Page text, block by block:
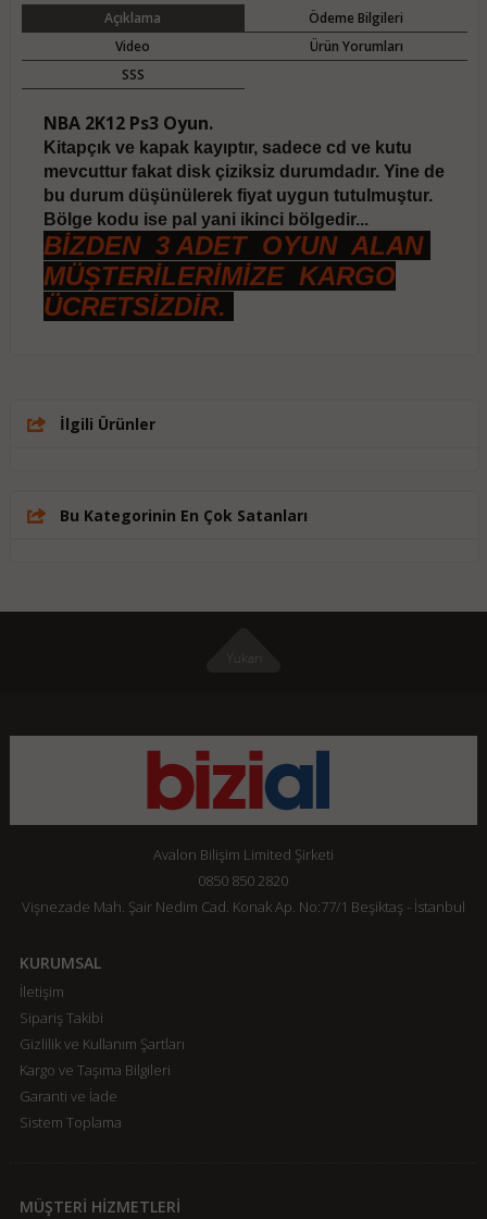
Açıklama
Ödeme Bilgileri
Video
Ürün Yorumları
SSS
NBA 2K12 Ps3 Oyun.
Kitapçık ve kapak kayıptır, sadece cd ve kutu
mevcuttur fakat disk çiziksiz durumdadır. Yine de
bu durum düşünülerek fiyat uygun tutulmuştur.
Bölge kodu ise pal yani ikinci bölgedir...
BİZDEN 3 ADET OYUN ALAN
MÜŞTERİLERİMİZE KARGO
ÜCRETSİZDİR.
İlgili Ürünler
Bu Kategorinin En Çok Satanları
Avalon Bilişim Limited Şirketi
0850 850 2820
Vişnezade Mah. Şair Nedim Cad. Konak Ap. No:77/1 Beşiktaş - İstanbul
KURUMSAL
İletişim
Sipariş Takibi
Gizlilik ve Kullanım Şartları
Kargo ve Taşıma Bilgileri
Garanti ve İade
Sistem Toplama
MÜŞTERİ HİZMETLERİ